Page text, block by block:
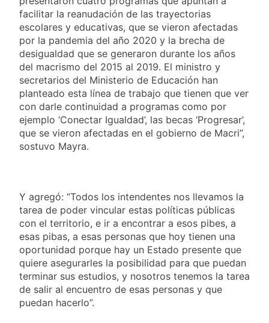
facilitar la reanudación de las trayectorias
escolares y educativas, que se vieron afectadas
por la pandemia del año 2020 y la brecha de
desigualdad que se generaron durante los años
del macrismo del 2015 al 2019. El ministro y
secretarios del Ministerio de Educación han
planteado esta línea de trabajo que tienen que ver
con darle continuidad a programas como por
ejemplo ‘Conectar Igualdad’, las becas ‘Progresar’,
que se vieron afectadas en el gobierno de Macri”,
sostuvo Mayra.
Y agregó: “Todos los intendentes nos llevamos la
tarea de poder vincular estas políticas públicas
con el territorio, e ir a encontrar a esos pibes, a
esas pibas, a esas personas que hoy tienen una
oportunidad porque hay un Estado presente que
quiere asegurarles la posibilidad para que puedan
terminar sus estudios, y nosotros tenemos la tarea
de salir al encuentro de esas personas y que
puedan hacerlo”.